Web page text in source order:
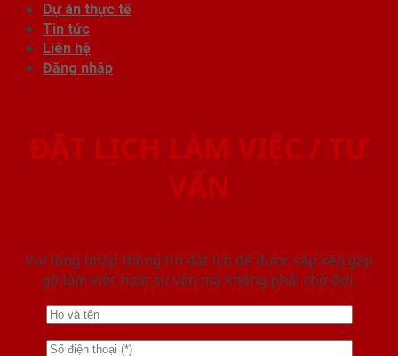
Dự án thực tế
Tin tức
Liên hệ
Đăng nhập
ĐẶT LỊCH LÀM VIỆC / TƯ
VẤN
Vui lòng nhập thông tin đặt lịch để được sắp xếp gặp
gỡ làm việc hoăc tư vấn mà không phải chờ đợi.